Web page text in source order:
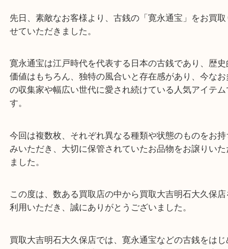
皆様、こんにちは。
買取大吉明石大久保店でございます。